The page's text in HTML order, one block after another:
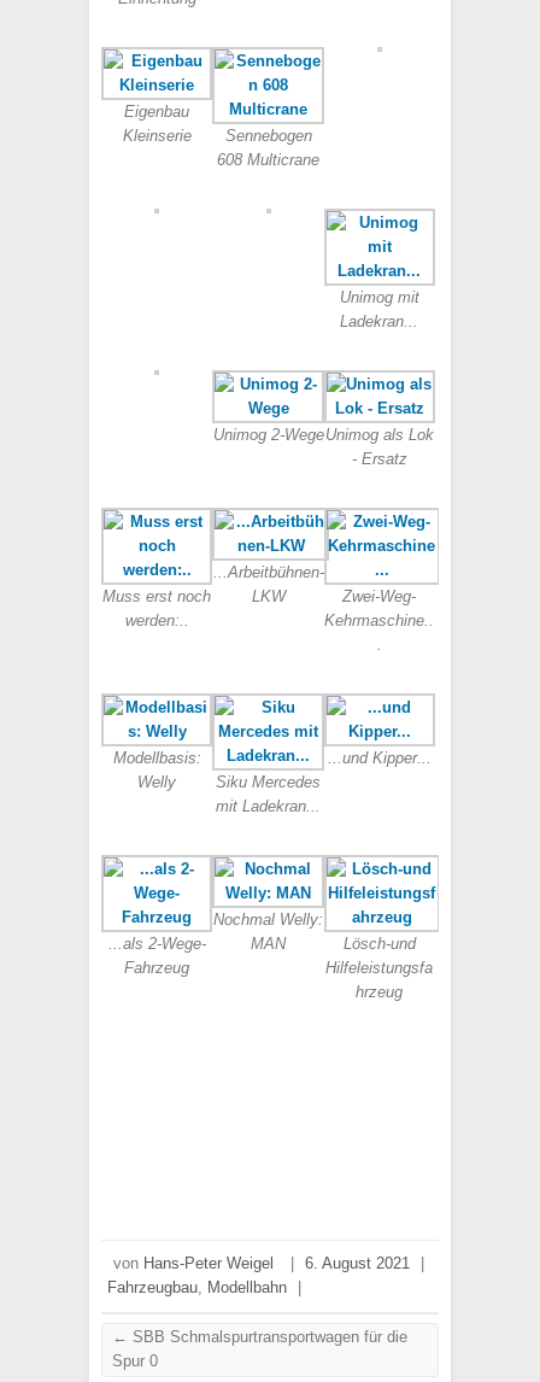
Eigenbau
Kleinserie
Sennebogen
608 Multicrane
Unimog mit
Ladekran...
Unimog 2-WegeUnimog als Lok
- Ersatz
Muss erst noch
werden:..
...Arbeitbühnen-
LKW
Zwei-Weg-
Kehrmaschine..
.
Modellbasis:
Welly
Siku Mercedes
mit Ladekran...
...und Kipper...
...als 2-Wege-
Fahrzeug
Nochmal Welly:
MAN
Lösch-und
Hilfeleistungsfa
hrzeug
von Hans-Peter Weigel 6. August 2021
Fahrzeugbau, Modellbahn
← SBB Schmalspurtransportwagen für die
Spur 0